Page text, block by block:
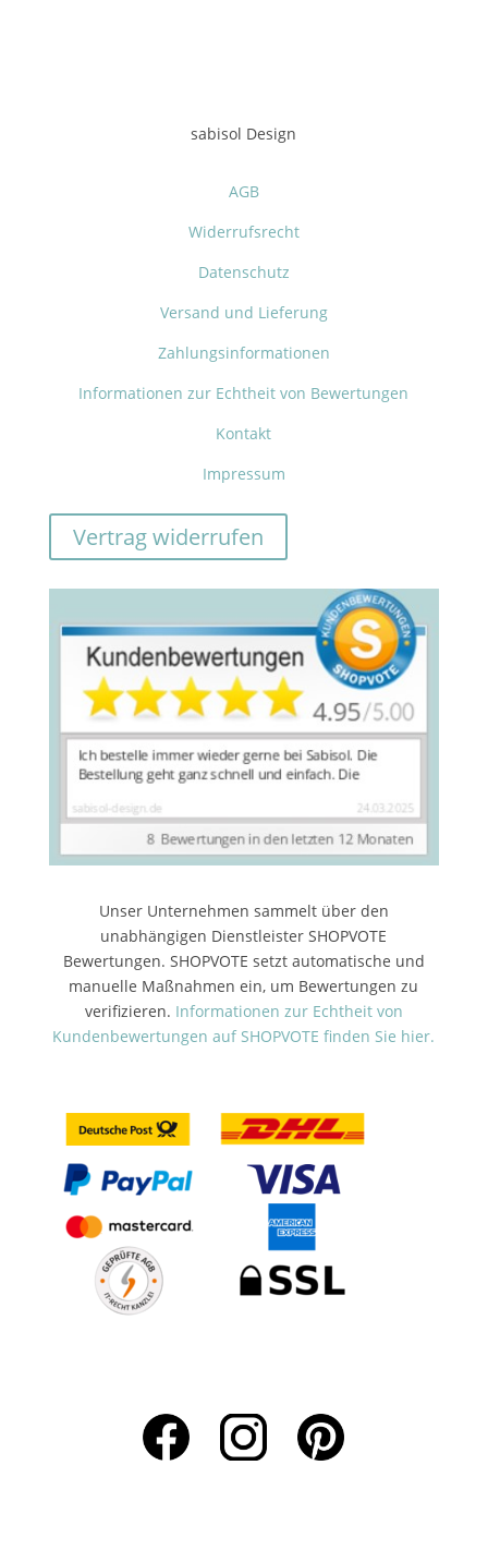
sabisol Design
AGB
Widerrufsrecht
Datenschutz
Versand und Lieferung
Zahlungsinformationen
Informationen zur Echtheit von Bewertungen
Kontakt
Impressum
Vertrag widerrufen
Unser Unternehmen sammelt über den
unabhängigen Dienstleister SHOPVOTE
Bewertungen. SHOPVOTE setzt automatische und
manuelle Maßnahmen ein, um Bewertungen zu
verifizieren. Informationen zur Echtheit von
Kundenbewertungen auf SHOPVOTE finden Sie hier.